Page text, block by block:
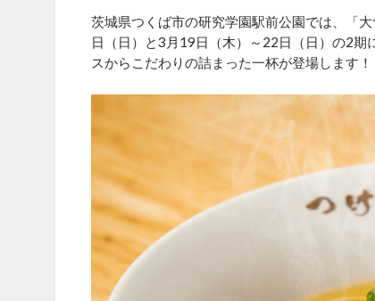
茨城県つくば市の研究学園駅前公園では、「
日（日）と3月19日（木）～22日（日）の2
スからこだわりの詰まった一杯が登場します！